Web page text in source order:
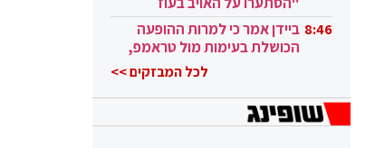
ובגבורה" 8:46 ביידן אמר כי למרות ההופעה
הכושלת בעימות מול טראמפ,
לכל המבזקים >>